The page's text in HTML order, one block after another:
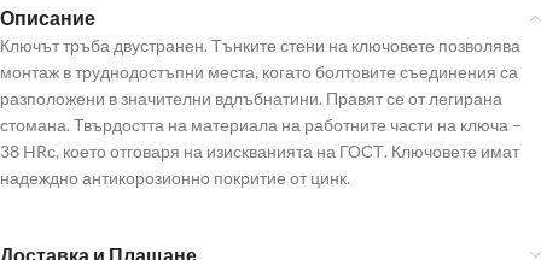
Описание
Ключът тръба двустранен. Тънките стени на ключовете позволява
монтаж в труднодостъпни места, когато болтовите съединения са
разположени в значителни вдлъбнатини. Правят се от легирана
стомана. Твърдостта на материала на работните части на ключа –
38 HRс, което отговаря на изискванията на ГОСТ. Ключовете имат
надеждно антикорозионно покритие от цинк.
Доставка и Плащане